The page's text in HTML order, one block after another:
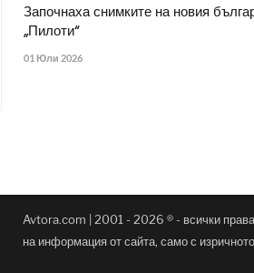
Започнаха снимките на новия
„Пилоти“
01 Юли 2026
Avtora.com | 2001 - 2026 ® - всички
на информация от сайта, само с